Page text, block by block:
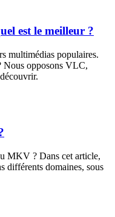
est le meilleur ?
multimédias populaires.
Nous opposons VLC,
MKV ? Dans cet article,
différents domaines, sous